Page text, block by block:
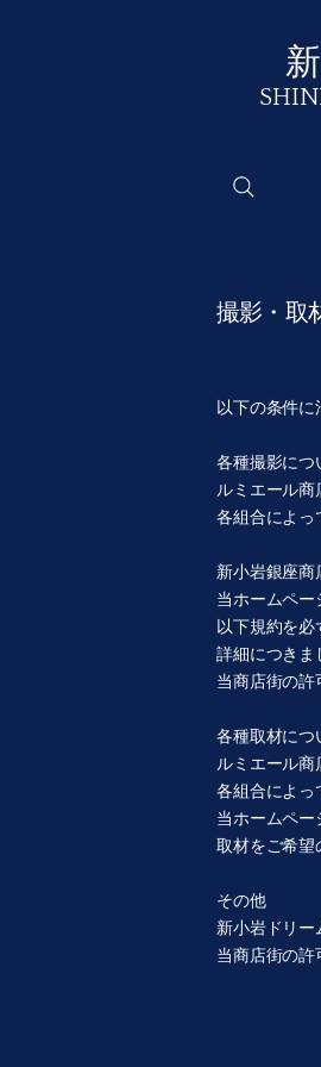
撮影・取
以下の条件
各種撮影につ
ルミエール
各組合によっ
新小岩銀座商
当ホームペ
以下規約を
詳細につきま
当商店街の
各種取材につ
ルミエール
各組合によっ
当ホームペ
取材をご希望
その他
新小岩ドリ
当商店街の